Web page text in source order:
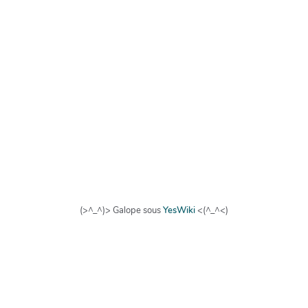
(>^_^)> Galope sousYesWiki<(^_^<)